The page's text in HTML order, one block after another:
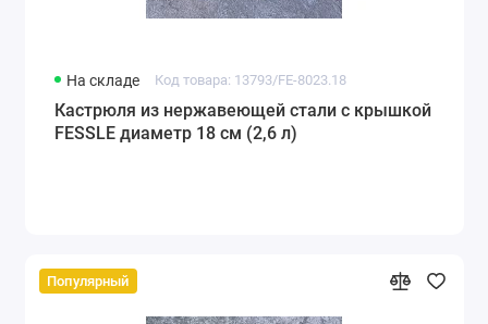
На складе Код товара: 13793/FE-8023.18
Кастрюля из нержавеющей стали с крышкой
FESSLE диаметр 18 см (2,6 л)
Популярный